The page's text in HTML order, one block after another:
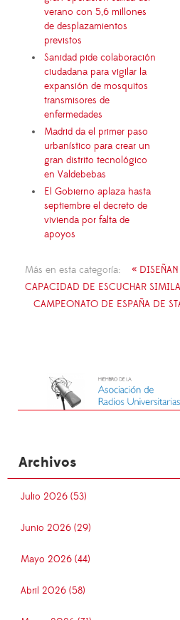
verano con 5,6 millones
de desplazamientos
previstos
Sanidad pide colaboración
ciudadana para vigilar la
expansión de mosquitos
transmisores de
enfermedades
Madrid da el primer paso
urbanístico para crear un
gran distrito tecnológico
en Valdebebas
El Gobierno aplaza hasta
septiembre el decreto de
vivienda por falta de
apoyos
Más en esta categoría:
«
CAPACIDAD DE ESCUCHAR
CAMPEONATO DE ESPAÑA DE
Archivos
Julio 2026 (53)
Junio 2026 (29)
Mayo 2026 (44)
Abril 2026 (58)